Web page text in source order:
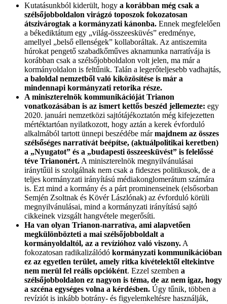
Kutatásunkból kiderült, hogy a korábban még csak a
szélsőjobboldalon virágzó toposzok fokozatosan
átszivárogtak a kormányzati kánonba. Ennek megfelelően
a békediktátum egy „világ-összeesküvés” eredménye,
amellyel „belső ellenségek” kollaboráltak. Az antiszemita
húrokat pengető szabadkőműves aknamunka narratívája is
korábban csak a szélsőjobboldalon volt jelen, ma már a
kormányoldalon is feltűnik. Talán a legerőteljesebb vadhajtás,
a baloldal nemzetből való kiközösítése is már a
mindennapi kormányzati retorika része.
A miniszterelnök kommunikációját Trianon
vonatkozásában is az ismert kettős beszéd jellemezte: egy
2020. januári nemzetközi sajtótájékoztatón még kifejezetten
mértéktartóan nyilatkozott, hogy aztán a kerek évforduló
alkalmából tartott ünnepi beszédébe mármajdnem az összes
szélsőséges narratívát beépítse, (aktuálpolitikai keretben)
a „Nyugatot” és a „budapesti összeesküvést” is felelőssé
téve Trianonért. A miniszterelnök megnyilvánulásai
iránytűül is szolgálnak nem csak a fideszes politikusok, de a
teljes kormányzati irányítású médiakonglomerátum számára
is. Ezt mind a kormány és a párt prominenseinek (elsősorban
Semjén Zsoltnak és Kövér Lászlónak) az évforduló körüli
megnyilvánulásai, mind a kormányzati irányítású sajtó
cikkeinek vizsgált hangvétele megerősíti.
Ha van olyan Trianon-narratíva, ami alapvetően
megkülönbözteti a mai szélsőjobboldalt a
kormányoldaltól, az a revízióhoz való viszony. A
fokozatosan radikalizálódó kormányzati kommunikációban
ez az egyetlen terület, amely ritka kivételektől eltekintve
nem merül fel reális opcióként. Ezzel szemben a
szélsőjobboldalon ez nagyon is téma, de az nem igaz, hogy
a szcéna egységes volna a kérdésben. Úgy tűnik, többen a
revíziót is inkább botrány- és figyelemkeltésre használják,